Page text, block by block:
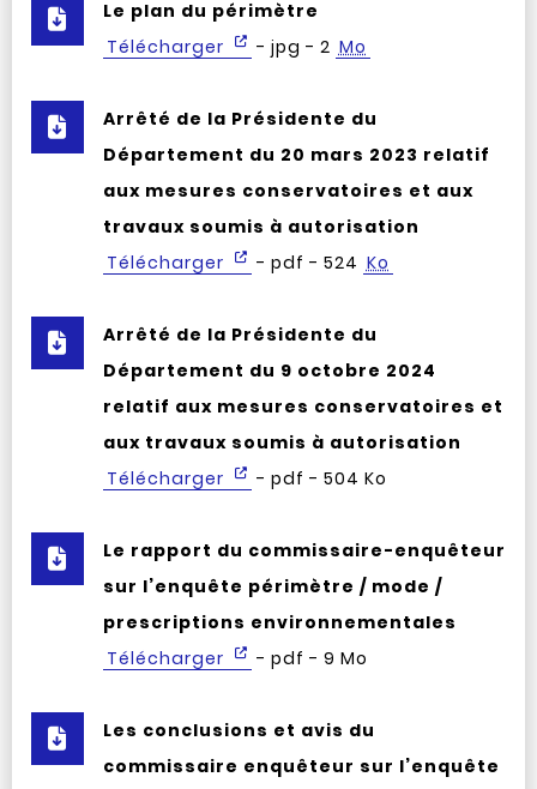
Le plan du périmètre
Télécharger
- jpg - 2 Mo
Arrêté de la Présidente du
Département du 20 mars 2023 relatif
aux mesures conservatoires et aux
travaux soumis à autorisation
Télécharger
- pdf - 524 Ko
Arrêté de la Présidente du
Département du 9 octobre 2024
relatif aux mesures conservatoires et
aux travaux soumis à autorisation
Télécharger
- pdf - 504 Ko
Le rapport du commissaire-enquêteur
sur l’enquête périmètre / mode /
prescriptions environnementales
Télécharger
- pdf - 9 Mo
Les conclusions et avis du
commissaire enquêteur sur l’enquête